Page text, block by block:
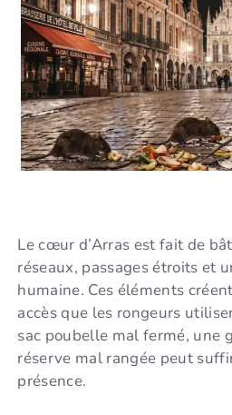
Le cœur d’Arras est fait de
réseaux, passages étroits et
humaine. Ces éléments
accès que les rongeurs
sac poubelle mal fermé, une
réserve mal rangée peut
présence.